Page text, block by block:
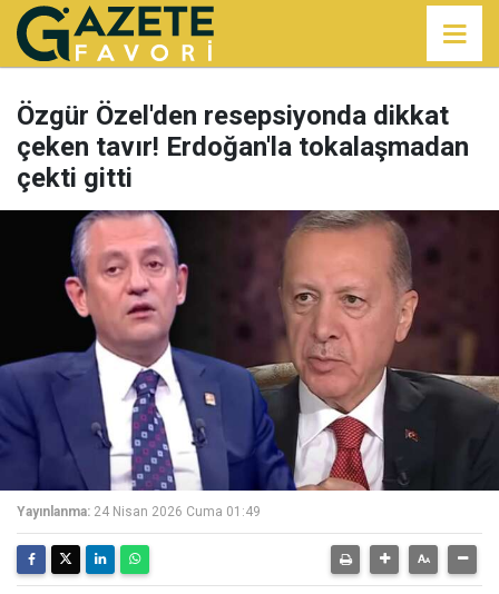
Özgür Özel'den resepsiyonda dikkat
çeken tavır! Erdoğan'la tokalaşmadan
çekti gitti
Yayınlanma: 24 Nisan 2026 Cuma 01:49